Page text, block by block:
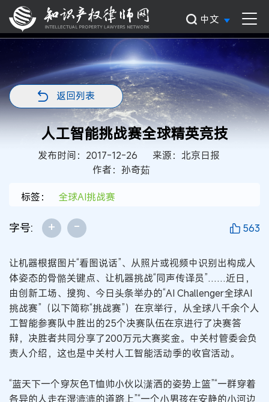
中文
返回列表
人工智能挑战赛全球精英竞技
发布时间：2017-12-26
来源：北京日报
作者：孙奇茹
标签： 全球AI挑战赛
字号: + - 563
让机器根据图片“看图说话”、从照片或视频中识别出构成人
体姿态的骨骼关键点、让机器挑战“同声传译员”……近日，
由创新工场、搜狗、今日头条举办的“AI Challenger全球AI
挑战赛”（以下简称“挑战赛”）在京举行，从全球八千余个人
工智能参赛队中胜出的25个决赛队伍在京进行了决赛答
辩，决胜者共同分享了200万元大赛奖金。中关村管委会负
责人介绍，这也是中关村人工智能活动季的收官活动。
“蓝天下一个穿灰色T恤帅小伙以潇洒的姿势上篮”“一群穿着
各异的人走在湿漉漉的道路上”“一个小男孩在安静的小河边